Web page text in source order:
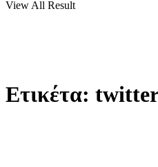
View All Result
Ετικέτα: